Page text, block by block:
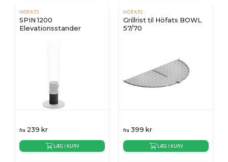
HÖFATS
SPIN 1200
Elevationsstander
fra 239 kr
LÆG I KURV
HÖFATS
Grillrist til Höfats BOWL
57/70
fra 399 kr
LÆG I KURV